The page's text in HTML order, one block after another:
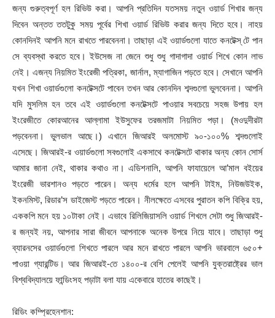
জন্য গুরুত্বপূর্ণ হল রিভিউ করা। আপনি প্রতিদিন যতসময় নতুন ওয়ার্ড শিখার জন্য
দিবেন অন্তত ততটুকু সময় পূর্বের শিখা ওয়ার্ড রিভিউ করার জন্য দিতে হবে। নাহয়
কোনদিনই আপনি মনে রাখতে পারবেননা। তাছাড়া এই ওয়ার্ডগুলো যাতে কনটেক্স্ টে পান
সে ব্যবস্থা করতে হবে। ইউসেজ না জেনে শুধু শুধু গাদাগাদা ওয়ার্ড শিখে কোন লাভ
নেই। এজন্য নিয়মিত ইংরেজী পত্রিকা, জার্নাল, ম্যাগাজিন পড়তে হবে। সেখানে আপনি
যখন শিখা ওয়ার্ডগুলো কনটেক্সটে পাবেন তখন আর কোনদিন শব্দগুলো ভুলবেননা। আপনি
যদি মুসলিম হন তবে এই ওয়ার্ডগুলো কনটেক্সটে পাওয়ার সবচেয়ে সহজ উপায় হল
ইংরেজীতে কোরআনের আল্লামা ইউসুফের তরজমাটা নিয়মিত পড়া। (মওদুদীরটা
পড়বেননা। ভুলভাল আছে।) এখানে জিআরই অলমোস্ট ৯০-১০০% শব্দগুলোই
এসেছে। জিআরই-র ওয়ার্ডগুলো সবগুলোই একসাথে কনটেক্সটে থাকার অন্য কোন সোর্স
আমার জানা নেই, থাকার কথাও না। এডিশনালি, আপনি ফাযায়েলে আ’মাল বইয়ের
ইংরেজী ভারশানও পড়তে পারেন। অন্য ধর্মের হলে আপনি টাইম, নিউজউইক,
ইকনমিস্ট, রিডার’স ডাইজেস্ট পড়তে পারেন। নীলক্ষেতে এসবের পুরাতন কপি বিক্রি হয়,
এককপি মনে হয় ১০টাকা নেই। এভাবে রিলিজিয়াসলি ওয়ার্ড শিখলে সেটা শুধু জিআরই-
র জন্যই নয়, আপনার সারা জীবনে আপনাকে অনেক উপরে নিয়ে যাবে। তাছাড়া শুধু
ব্যারনসের ওয়ার্ডগুলো শিখতে পারলে আর মনে রাখতে পারলে আপনি ভারবালে ৬৫০+
পাওয়া গ্যারন্টিড। আর জিআরই-তে ১৪০০-র বেশি পেলেই আপনি যুক্তরাষ্ট্রের ভাল
বিশ্ববিদ্যালয়ে ফান্ডিংসহ পড়াটা বলা যায় একেবারে হাতের কাছেই।
রিডিং কম্প্রিহেনশান: